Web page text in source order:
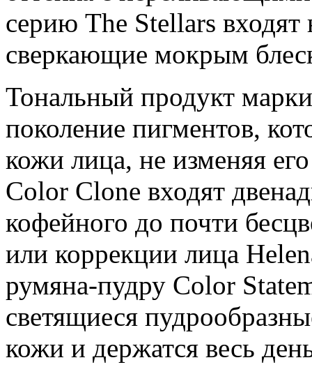
серию The Stellars входят
сверкающие мокрым
Тональный продукт
поколение пигментов,
кожи лица, не изменяя
Color Clone входят
кофейного до почти
или коррекции лица
румяна-пудру Color
светящиеся
кожи и держатся весь